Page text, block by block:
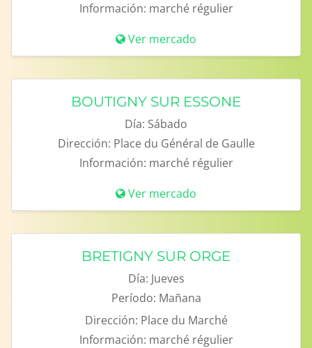
Información: marché régulier
Ver mercado
BOUTIGNY SUR ESSONE
Día: Sábado
Dirección: Place du Général de Gaulle
Información: marché régulier
Ver mercado
BRETIGNY SUR ORGE
Día: Jueves
Período: Mañana
Dirección: Place du Marché
Información: marché régulier